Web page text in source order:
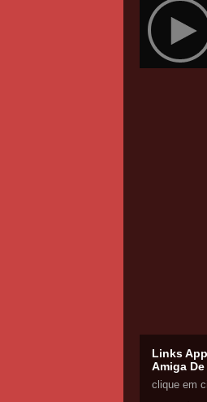
Links
Amiga
clique em